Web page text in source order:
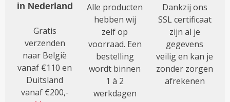
in Nederland
Gratis
verzenden
naar België
vanaf €110 en
Duitsland
vanaf €200,-
Alle producten
hebben wij
zelf op
voorraad. Een
bestelling
wordt binnen
1 à 2
werkdagen
Dankzij ons
SSL certificaat
zijn al je
gegevens
veilig en kan je
zonder zorgen
afrekenen